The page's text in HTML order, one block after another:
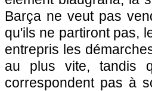
Barça ne veut pas
qu'ils ne partiront pas,
entrepris les
au plus vite, tandis
correspondent pas à